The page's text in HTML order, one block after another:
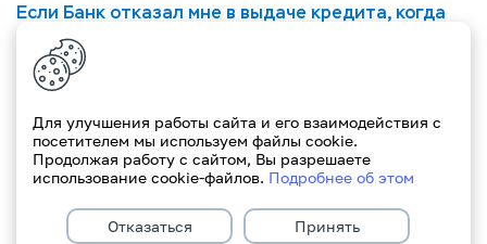
Если Банк отказал мне в выдаче кредита, когда
можно повторно подать заявку?
В какие сроки Банк принимает решение о выдаче
кредита?
Какие документы нужны для оформления
потребительского кредита для индивидуальных
предпринимателей (ИП)?
Для улучшения работы сайта и его взаимодействия с
посетителем мы используем файлы cookie.
Продолжая работу с сайтом, Вы разрешаете
использование cookie-файлов. Подробнее об этом
Отказаться Принять